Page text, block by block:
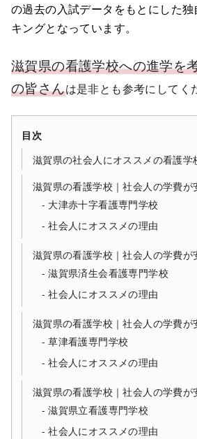
の過去の入試データをもとにした
キングとなっています。
滋賀県の看護学校への進学を
の皆さんは是非とも参考にしてく
目次
滋賀県の社会人にオススメの看護学
滋賀県の看護学校｜社会人の学費
大津赤十字看護専門学校
社会人にオススメの理由
滋賀県の看護学校｜社会人の学費
滋賀県済生会看護専門学校
社会人にオススメの理由
滋賀県の看護学校｜社会人の学費
草津看護専門学校
社会人にオススメの理由
滋賀県の看護学校｜社会人の学費
滋賀県立看護専門学校
社会人にオススメの理由